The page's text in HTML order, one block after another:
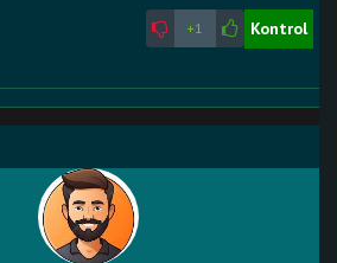
+1 Kontrol